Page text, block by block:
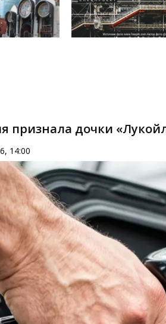
признала дочки
14:00